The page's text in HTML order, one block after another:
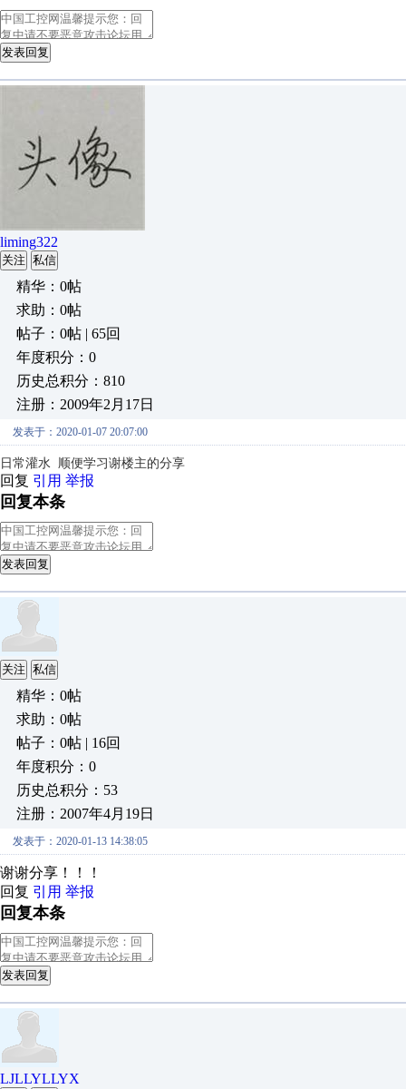
发表回复
liming322
关注 私信
精华：0帖
求助：0帖
帖子：0帖 | 65回
年度积分：0
历史总积分：810
注册：2009年2月17日
发表于：2020-01-07 20:07:00
日常灌水 顺便学习 谢楼主的分享
回复 引用 举报
回复本条
发表回复
关注 私信
精华：0帖
求助：0帖
帖子：0帖 | 16回
年度积分：0
历史总积分：53
注册：2007年4月19日
发表于：2020-01-13 14:38:05
谢谢分享！！！
回复 引用 举报
回复本条
发表回复
LJLLYLLYX